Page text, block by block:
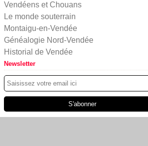
Vendéens et Chouans
Le monde souterrain
Montaigu-en-Vendée
Généalogie Nord-Vendée
Historial de Vendée
Newsletter